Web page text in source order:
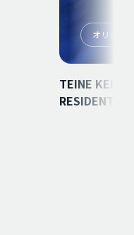
オリジナ
TEINE
RESIDENTS